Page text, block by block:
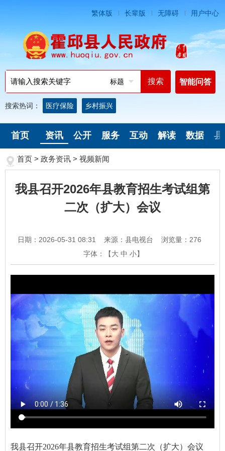
繁体版 长辈版 无障碍 用户中心
标题 智能问答
搜索热词： 医疗保险 乡村振兴
首页 资讯 公开 服务 互动 解读 数据 县
首页 > 政务资讯 > 视频新闻
我县召开2026年县教育招生考试组第
二次（扩大）会议
日期：2026-05-31 08:31 来源：县电视台 浏览量： 276
字体：【大 中 小】
我县召开2026年县教育招生考试组第二次（扩大）会议